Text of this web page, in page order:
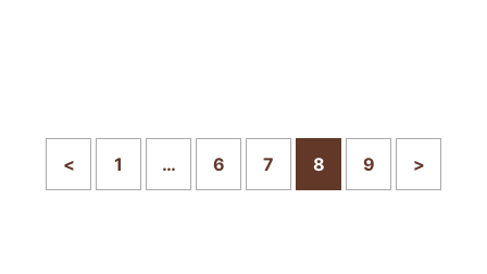
< 1 … 6 7 8 9 >